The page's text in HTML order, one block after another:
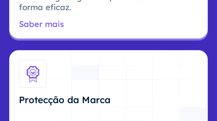
forma eficaz.
Saber mais
Protecção da Marca